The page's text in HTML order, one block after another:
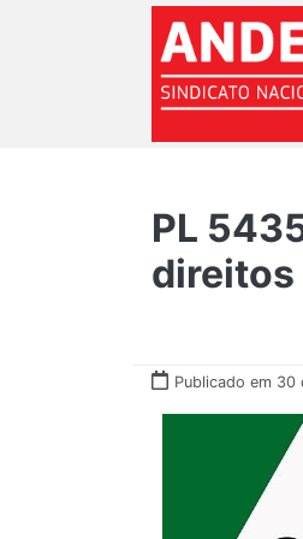
PL
direitos
Publicado em